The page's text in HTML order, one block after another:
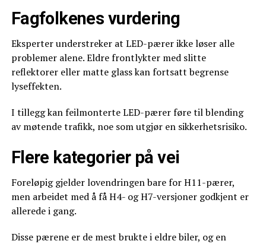
Fagfolkenes vurdering
Eksperter understreker at LED-pærer ikke løser alle
problemer alene. Eldre frontlykter med slitte
reflektorer eller matte glass kan fortsatt begrense
lyseffekten.
I tillegg kan feilmonterte LED-pærer føre til blending
av møtende trafikk, noe som utgjør en sikkerhetsrisiko.
Flere kategorier på vei
Foreløpig gjelder lovendringen bare for H11-pærer,
men arbeidet med å få H4- og H7-versjoner godkjent er
allerede i gang.
Disse pærene er de mest brukte i eldre biler, og en